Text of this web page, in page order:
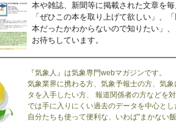
本や雑誌、新聞等に掲載された文章を
「ぜひこの本を取り上げて欲しい」、
本だったかわからないので知りたい」
お待ちしています。
『気象人』は気象専門webマガジンです。
気象業界に携わる方、気象予報士の方、気
タを入手したい方、 報道関係者の方などを
では手に入りにくい過去のデータを中心と
自分たちも使って便利な、いわば"まかない